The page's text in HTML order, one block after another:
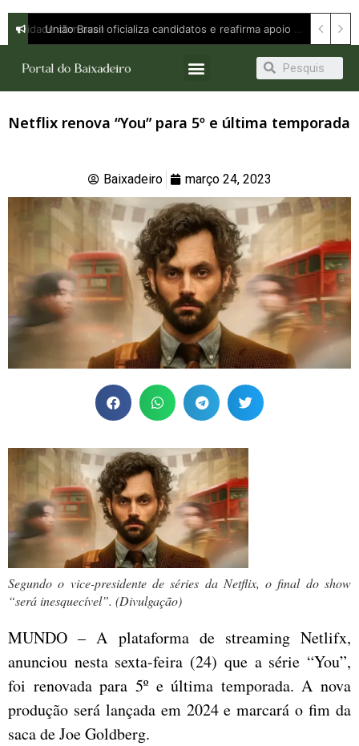
Orleans Brandão defende continuidade com avanço e apresenta propostas para ampliar oportunidades em entrevista à Band
Netflix renova “You” para 5º e última temporada
Baixadeiro março 24, 2023
Segundo o vice-presidente de séries da Netflix, o final do show
“será inesquecível”. (Divulgação)
MUNDO – A plataforma de streaming Netlifx,
anunciou nesta sexta-feira (24) que a série “You”,
foi renovada para 5º e última temporada. A nova
produção será lançada em 2024 e marcará o fim da
saca de Joe Goldberg.